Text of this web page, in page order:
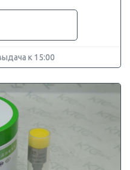
к 15:00